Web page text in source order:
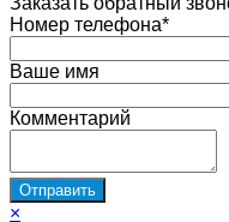
Номер телефона*
Ваше имя
Комментарий
×